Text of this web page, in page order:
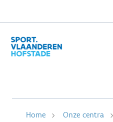
Home Onze centra